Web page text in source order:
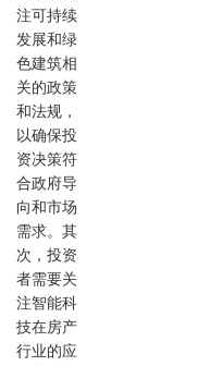
注可持续
发展和绿
色建筑相
关的政策
和法规，
以确保投
资决策符
合政府导
向和市场
需求。其
次，投资
者需要关
注智能科
技在房产
行业的应